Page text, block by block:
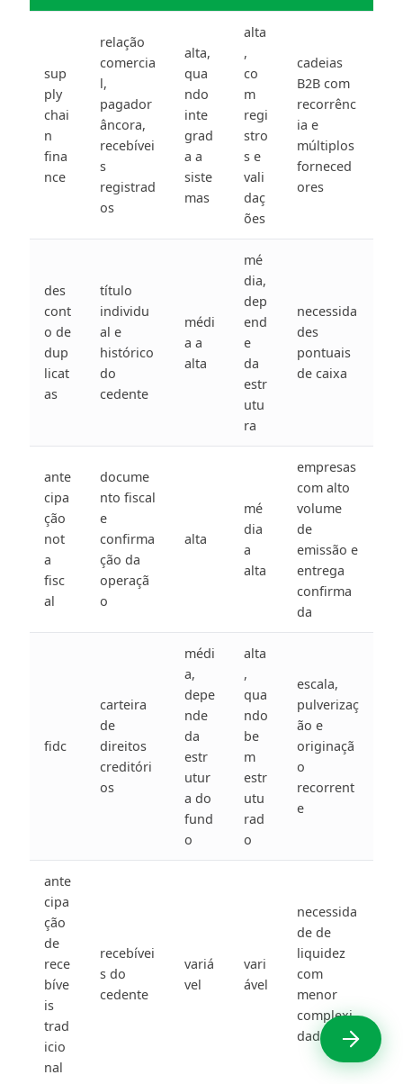
sup
ply
chai
n
fina
nce
relação
comercia
l,
pagador
âncora,
recebívei
s
registrad
os
alta,
qua
ndo
inte
grad
a a
siste
mas
alta
,
co
m
regi
stro
s e
vali
daç
ões
cadeias
B2B com
recorrênc
ia e
múltiplos
forneced
ores
des
cont
o de
dup
licat
as
título
individu
al e
histórico
do
cedente
médi
a a
alta
mé
dia,
dep
end
e
da
estr
utu
ra
necessida
des
pontuais
de caixa
ante
cipa
ção
not
a
fisc
al
docume
nto fiscal
e
confirma
ção da
operaçã
o
alta
mé
dia
a
alta
empresas
com alto
volume
de
emissão e
entrega
confirma
da
fidc
carteira
de
direitos
creditóri
os
médi
a,
depe
nde
da
estr
utur
a do
fund
o
alta
,
qua
ndo
be
m
estr
utu
rad
o
escala,
pulverizaç
ão e
originaçã
o
recorrent
e
ante
cipa
ção
de
rece
bíve
is
trad
icio
nal
recebívei
s do
cedente
variá
vel
vari
ável
necessida
de de
liquidez
com
menor
complexi
dade